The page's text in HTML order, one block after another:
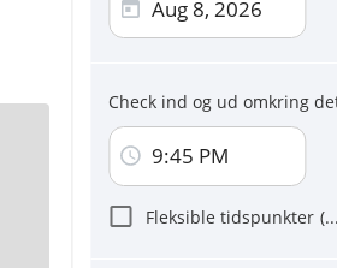
Check ind og ud omkring
9:45 PM
Fleksible tidspunkter (
Visa,
Ved at klikke på en af
Betingelser
Jeg accepterer at modtage e-